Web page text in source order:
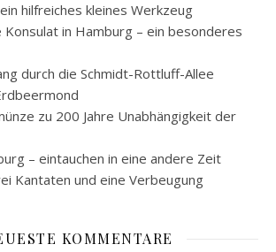
hilfreiches kleines Werkzeug
Konsulat in Hamburg – ein besonderes
durch die Schmidt-Rottluff-Allee
zu 200 Jahre Unabhängigkeit der
– eintauchen in eine andere Zeit
Kantaten und eine Verbeugung
KOMMENTARE